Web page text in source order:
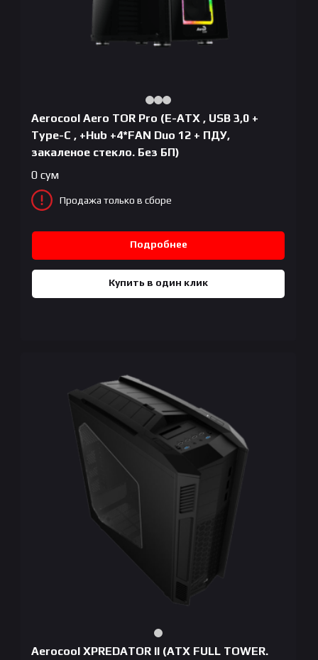
Aerocool Aero TOR Pro (E-ATX , USB 3,0 +
Type-C , +Hub +4*FAN Duo 12 + ПДУ,
закаленое стекло. Без БП)
0 сум
Продажа только в сборе
Подробнее
Купить в один клик
Aerocool XPREDATOR II (ATX FULL TOWER.